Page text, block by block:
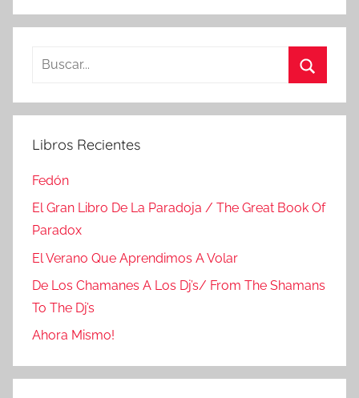
Buscar:
Libros Recientes
Fedón
El Gran Libro De La Paradoja / The Great Book Of
Paradox
El Verano Que Aprendimos A Volar
De Los Chamanes A Los Dj’s/ From The Shamans
To The Dj’s
Ahora Mismo!